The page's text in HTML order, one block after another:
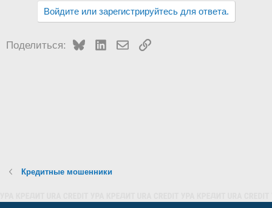
Войдите или зарегистрируйтесь для ответа.
Поделиться: BlueskyLinkedInЭлектронная почта
Ссылка
Кредитные мошенники